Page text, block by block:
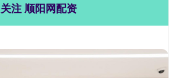
关注 顺阳网配资